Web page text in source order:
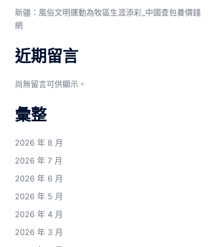
新疆：風俗文明運動為牧區生涯添彩_中國查包養價錢
網
近期留言
尚無留言可供顯示。
彙整
2026 年 8 月
2026 年 7 月
2026 年 6 月
2026 年 5 月
2026 年 4 月
2026 年 3 月